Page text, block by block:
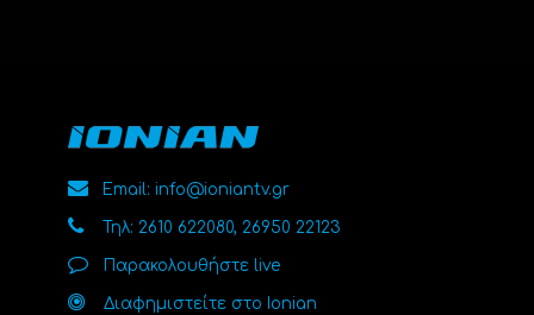
Email: info@ioniantv.gr
Τηλ: 2610 622080, 26950 22123
Παρακολουθήστε live
Διαφημιστείτε στο Ionian